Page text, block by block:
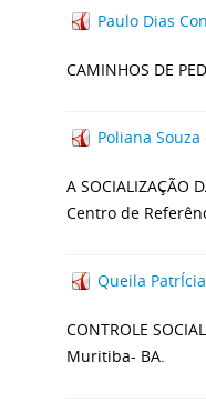
Paulo Dias
CAMINHOS DE
Poliana Souza
A SOCIALIZAÇÃO
Centro de
Queila
CONTROLE
Muritiba- BA.